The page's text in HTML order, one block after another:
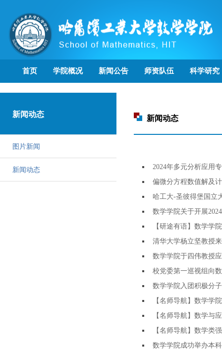
首页 学院概况 新闻公告 师资队伍 科学研究
新闻动态
图片新闻
新闻动态
新闻动态
2024年多元分析应用
偏微分方程数值解及
哈工大-圣彼得堡国立
数学学院关于开展
【研途有语】数学学
清华大学杨立坚教授
数学学院于四伟教授应
校党委第一巡视组向
数学学院入团积极分
【名师导航】数学学
【名师导航】数学与
【名师导航】数学类
数学学院成功举办本